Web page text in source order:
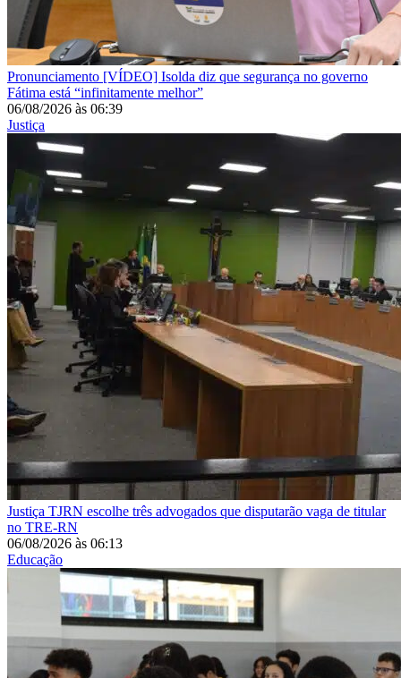
Pronunciamento [VÍDEO] Isolda diz que segurança no governo
Fátima está “infinitamente melhor”
06/08/2026 às 06:39
Justiça
Justiça TJRN escolhe três advogados que disputarão vaga de titular
no TRE-RN
06/08/2026 às 06:13
Educação